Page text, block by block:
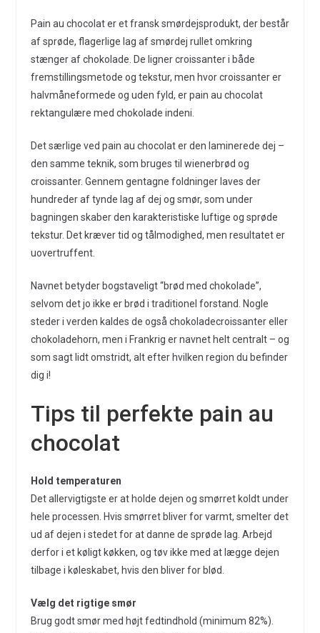
Pain au chocolat er et fransk smørdejsprodukt, der består
af sprøde, flagerlige lag af smørdej rullet omkring
stænger af chokolade. De ligner croissanter i både
fremstillingsmetode og tekstur, men hvor croissanter er
halvmåneformede og uden fyld, er pain au chocolat
rektangulære med chokolade indeni.
Det særlige ved pain au chocolat er den laminerede dej –
den samme teknik, som bruges til wienerbrød og
croissanter. Gennem gentagne foldninger laves der
hundreder af tynde lag af dej og smør, som under
bagningen skaber den karakteristiske luftige og sprøde
tekstur. Det kræver tid og tålmodighed, men resultatet er
uovertruffent.
Navnet betyder bogstaveligt “brød med chokolade”,
selvom det jo ikke er brød i traditionel forstand. Nogle
steder i verden kaldes de også chokoladecroissanter eller
chokoladehorn, men i Frankrig er navnet helt centralt – og
som sagt lidt omstridt, alt efter hvilken region du befinder
dig i!
Tips til perfekte pain au
chocolat
Hold temperaturen
Det allervigtigste er at holde dejen og smørret koldt under
hele processen. Hvis smørret bliver for varmt, smelter det
ud af dejen i stedet for at danne de sprøde lag. Arbejd
derfor i et køligt køkken, og tøv ikke med at lægge dejen
tilbage i køleskabet, hvis den bliver for blød.
Vælg det rigtige smør
Brug godt smør med højt fedtindhold (minimum 82%).